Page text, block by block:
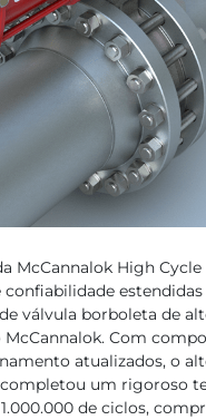
McCannalok High Cycle
confiabilidade
válvula borboleta de
McCannalok. Com
atualizados, o
um rigoroso
de ciclos,